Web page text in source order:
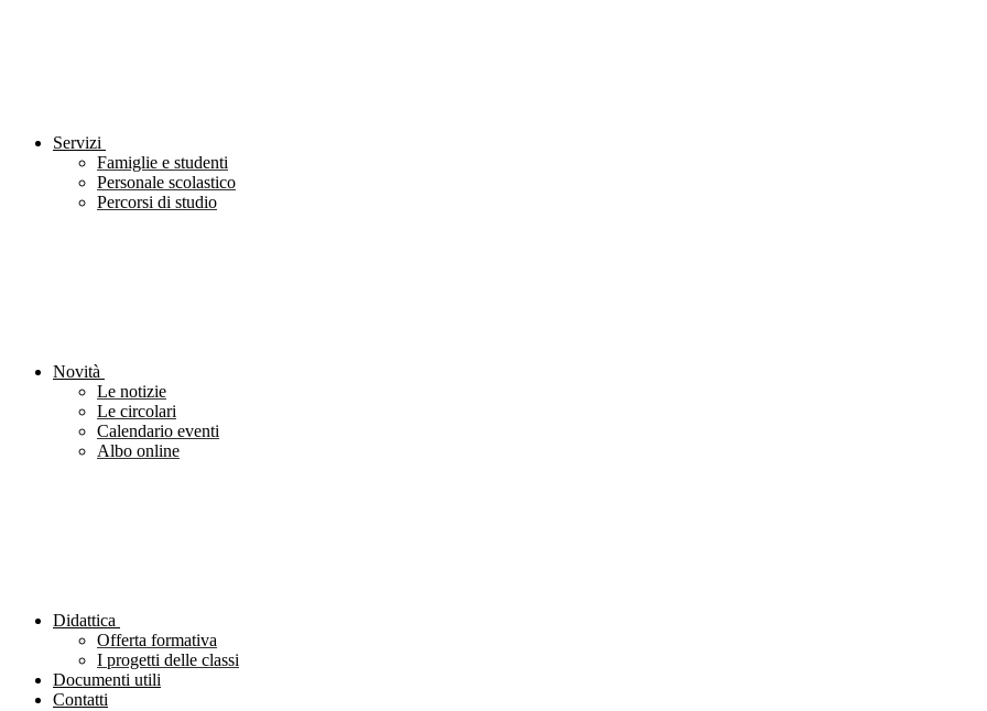
Servizi
Famiglie e studenti
Personale scolastico
Percorsi di studio
Novità
Le notizie
Le circolari
Calendario eventi
Albo online
Didattica
Offerta formativa
I progetti delle classi
Documenti utili
Contatti